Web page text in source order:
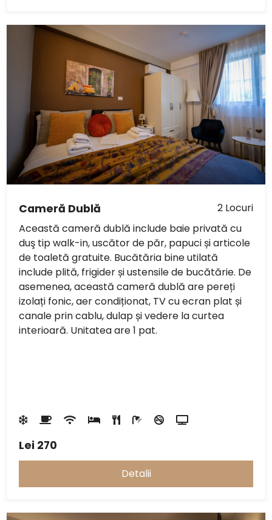
Cameră Dublă
2 Locuri
Această cameră dublă include baie privată cu
duş tip walk-in, uscător de păr, papuci și articole
de toaletă gratuite. Bucătăria bine utilată
include plită, frigider și ustensile de bucătărie. De
asemenea, această cameră dublă are pereți
izolați fonic, aer condiționat, TV cu ecran plat și
canale prin cablu, dulap și vedere la curtea
interioară. Unitatea are 1 pat.
Lei 270
Detalii